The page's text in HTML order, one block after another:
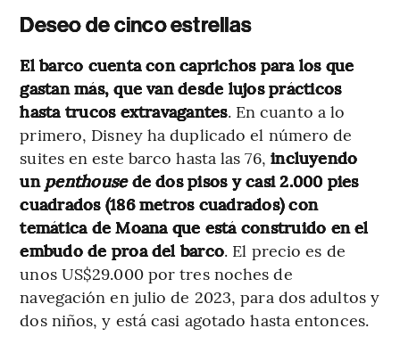
Deseo de cinco estrellas
El barco cuenta con caprichos para los que
gastan más, que van desde lujos prácticos
hasta trucos extravagantes. En cuanto a lo
primero, Disney ha duplicado el número de
suites en este barco hasta las 76, incluyendo
un penthousede dos pisos y casi 2.000 pies
cuadrados (186 metros cuadrados) con
temática de Moana que está construido en el
embudo de proa del barco. El precio es de
unos US$29.000 por tres noches de
navegación en julio de 2023, para dos adultos y
dos niños, y está casi agotado hasta entonces.